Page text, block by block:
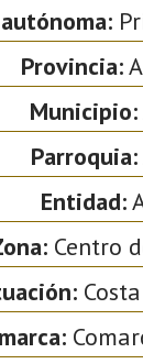
Provincia:
Municipio:
Parroquia:
Entidad:
Centro